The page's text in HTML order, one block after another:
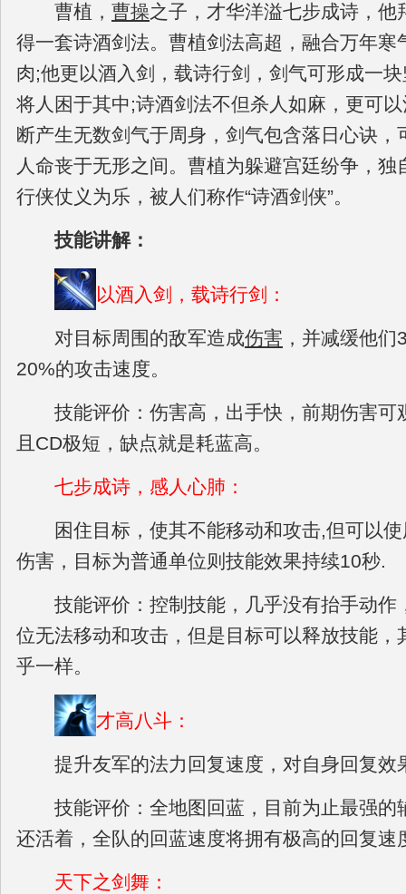
曹植， 曹操之子，才华洋溢七步成诗，他
得一套诗酒剑法。曹植剑法高超，融合万年寒
肉;他更以酒入剑，载诗行剑，剑气可形成一
将人困于其中;诗酒剑法不但杀人如麻，更可
断产生无数剑气于周身，剑气包含落日心诀，
人命丧于无形之间。曹植为躲避宫廷纷争，独
行侠仗义为乐，被人们称作“诗酒剑侠”。
技能讲解：
以酒入剑，载诗行剑：
对目标周围的敌军造成伤害 ，并减缓他
20%的攻击速度。
技能评价：伤害高，出手快，前期伤害可
且CD极短，缺点就是耗蓝高。
七步成诗，感人心肺：
困住目标，使其不能移动和攻击,但可以使
伤害，目标为普通单位则技能效果持续10秒.
技能评价：控制技能，几乎没有抬手动作
位无法移动和攻击，但是目标可以释放技能，
乎一样。
才高八斗：
提升友军的法力回复速度，对自身回复效
技能评价：全地图回蓝，目前为止最强的
还活着，全队的回蓝速度将拥有极高的回复速
天下之剑舞：